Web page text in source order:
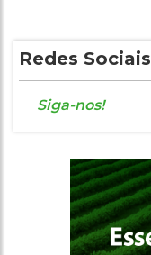
Redes Sociais
Siga-nos!